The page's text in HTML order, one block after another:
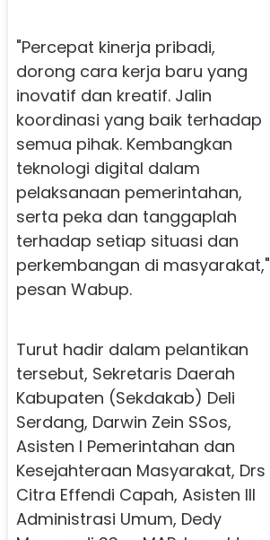
"Percepat kinerja pribadi,
dorong cara kerja baru yang
inovatif dan kreatif. Jalin
koordinasi yang baik terhadap
semua pihak. Kembangkan
teknologi digital dalam
pelaksanaan pemerintahan,
serta peka dan tanggaplah
terhadap setiap situasi dan
perkembangan di masyarakat,"
pesan Wabup.
Turut hadir dalam pelantikan
tersebut, Sekretaris Daerah
Kabupaten (Sekdakab) Deli
Serdang, Darwin Zein SSos,
Asisten I Pemerintahan dan
Kesejahteraan Masyarakat, Drs
Citra Effendi Capah, Asisten III
Administrasi Umum, Dedy